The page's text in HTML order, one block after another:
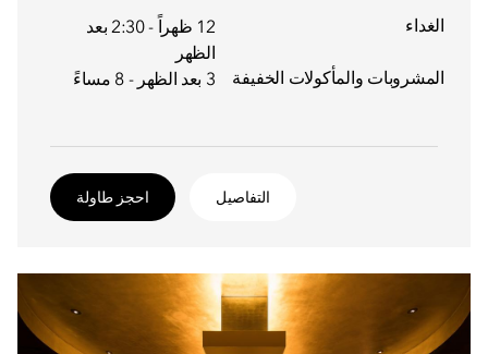
الغداء
12 ظهراً - 2:30 بعد
الظهر
المشروبات والمأكولات الخفيفة 3 بعد الظهر - 8 مساءً
التفاصيل احجز طاولة